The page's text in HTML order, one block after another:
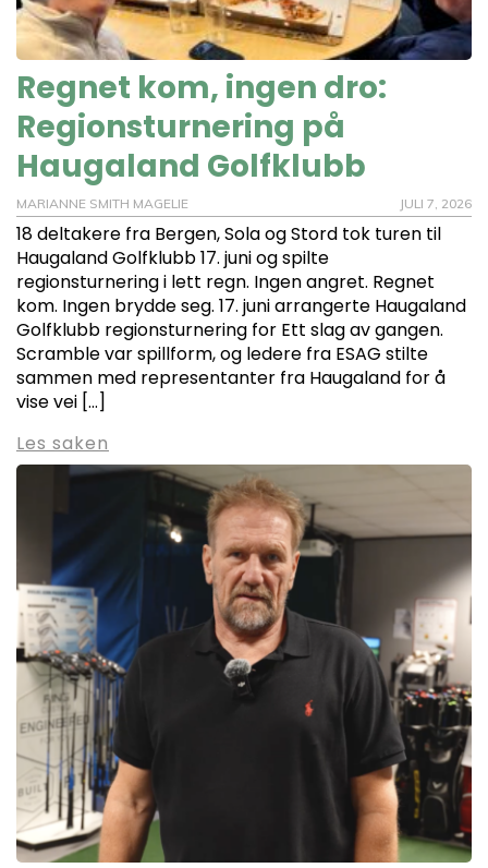
Regnet kom, ingen dro:
Regionsturnering på
Haugaland Golfklubb
MARIANNE SMITH MAGELIE JULI 7, 2026
18 deltakere fra Bergen, Sola og Stord tok turen til
Haugaland Golfklubb 17. juni og spilte
regionsturnering i lett regn. Ingen angret. Regnet
kom. Ingen brydde seg. 17. juni arrangerte Haugaland
Golfklubb regionsturnering for Ett slag av gangen.
Scramble var spillform, og ledere fra ESAG stilte
sammen med representanter fra Haugaland for å
vise vei […]
Les saken